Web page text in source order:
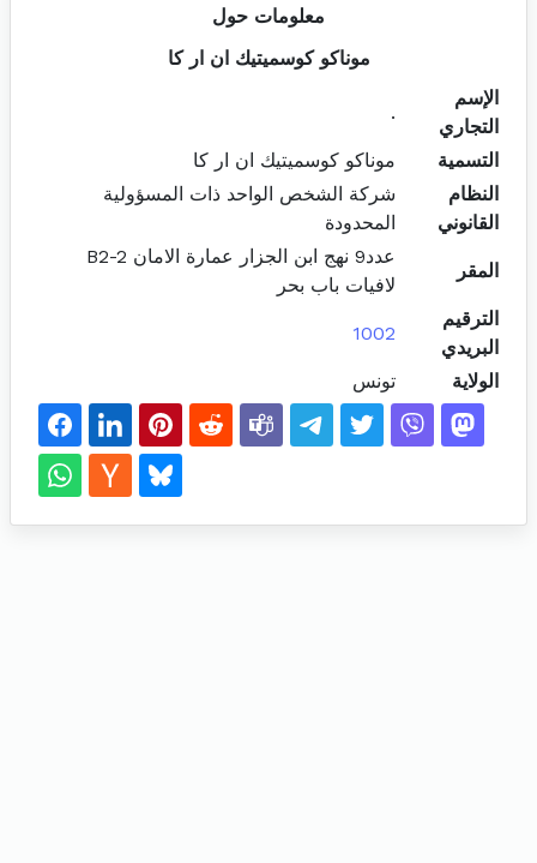
معلومات حول
موناكو كوسميتيك ان ار كا
الإسم
التجاري
.
التسمية
موناكو كوسميتيك ان ار كا
النظام
القانوني
شركة الشخص الواحد ذات المسؤولية
المحدودة
المقر
عدد9 نهج ابن الجزار عمارة الامان B2-2
لافيات باب بحر
الترقيم
البريدي
1002
الولاية تونس